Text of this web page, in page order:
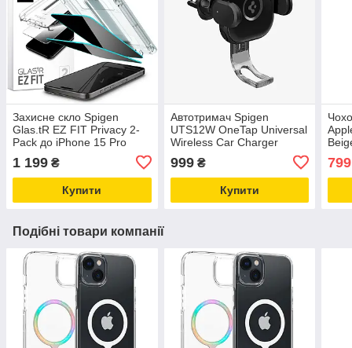
Захисне скло Spigen
Glas.tR EZ FIT Privacy 2-
Pack до iPhone 15 Pro
1 199 ₴
Купити
Автотримач Spigen
UTS12W OneTap Universal
Wireless Car Charger
(ACP01279)
999₴
Купити
Подібні товари компанії